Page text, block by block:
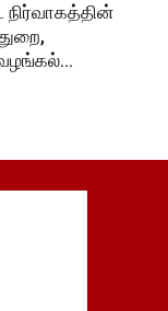
நிர்வாகத்தின்